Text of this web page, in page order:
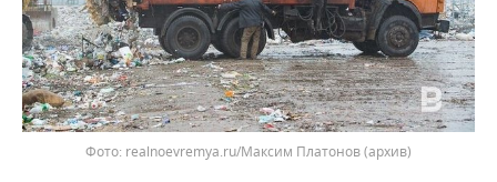
realnoevremya.ru/Максим Платонов(архив)